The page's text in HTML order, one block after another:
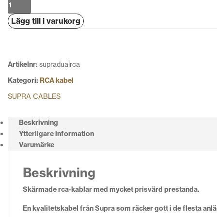
Dual
2RCA
Lägg till i varukorg
Artikelnr: supradualrca
Kategori: RCA kabel
SUPRA CABLES
Beskrivning
Ytterligare information
Varumärke
Beskrivning
Skärmade rca-kablar med mycket prisvärd prestanda.
En kvalitetskabel från Supra som räcker gott i de flesta